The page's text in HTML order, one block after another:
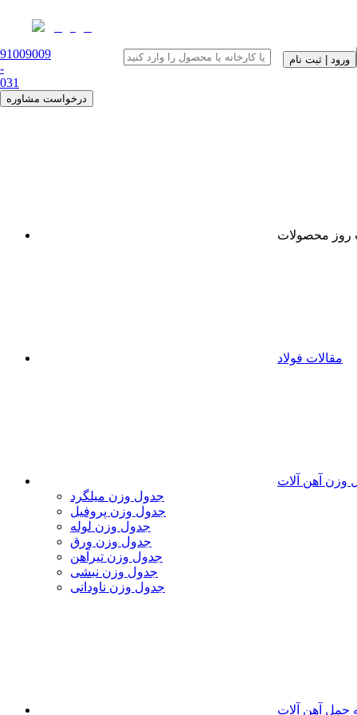
91009009
-
031
درخواست مشاوره
ورود | ثبت نام
روز محصولات
مقالات فولاد
وزن آهن آلات
جدول وزن میلگرد
جدول وزن پروفیل
جدول وزن لوله
جدول وزن ورق
جدول وزن تیرآهن
جدول وزن نبشی
جدول وزن ناودانی
حمل آهن آلات